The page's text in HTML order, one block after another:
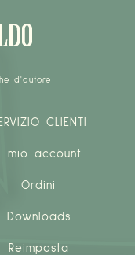
d'autore
CLIENTI
Il mio account
Ordini
Downloads
Reimposta